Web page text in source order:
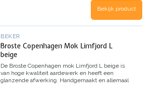
Bekijk product
BEKER
Broste Copenhagen Mok Limfjord L
beige
De Broste Copenhagen mok Limfjord L beige is
van hoge kwaliteit aardewerk en heeft een
glanzende afwerking. Handgemaakt en allemaal